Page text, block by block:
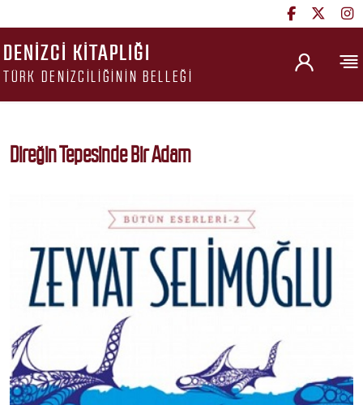
DENIZCI KITAPLIĞI
TÜRK DENIZCILIĞININ BELLEĞI
Direğin Tepesinde Bir Adam